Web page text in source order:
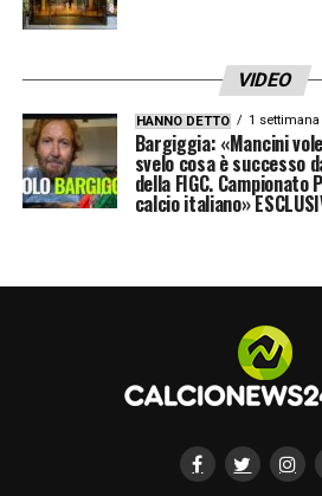
VIDEO
HANNO DETTO 1 settimana
Bargiggia: «Mancini
svelo cosa è successo
della FIGC. Campionato
calcio italiano»